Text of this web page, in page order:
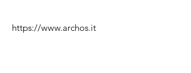
https://www.archos.it